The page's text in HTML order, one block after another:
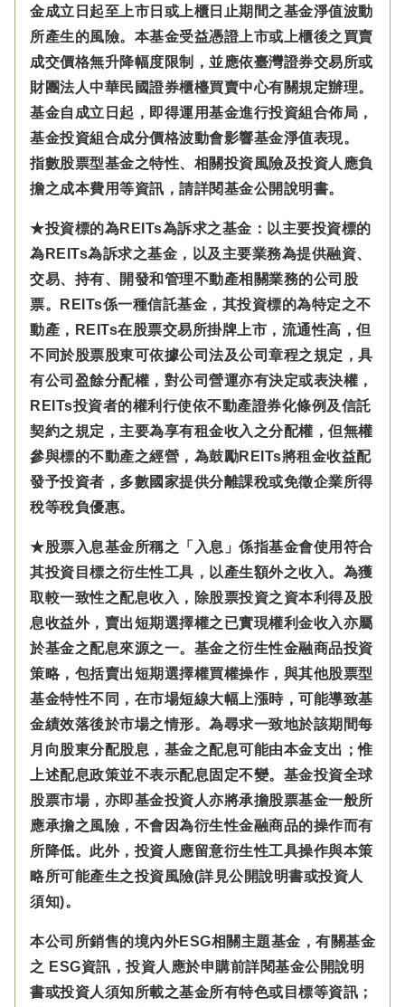
金成立日起至上市日或上櫃日止期間之基金淨值波動
所產生的風險。本基金受益憑證上市或上櫃後之買賣
成交價格無升降幅度限制，並應依臺灣證券交易所或
財團法人中華民國證券櫃檯買賣中心有關規定辦理。
基金自成立日起，即得運用基金進行投資組合佈局，
基金投資組合成分價格波動會影響基金淨值表現。
指數股票型基金之特性、相關投資風險及投資人應負
擔之成本費用等資訊，請詳閱基金公開說明書。
★投資標的為REITs為訴求之基金：以主要投資標的
為REITs為訴求之基金，以及主要業務為提供融資、
交易、持有、開發和管理不動產相關業務的公司股
票。REITs係一種信託基金，其投資標的為特定之不
動產，REITs在股票交易所掛牌上市，流通性高，但
不同於股票股東可依據公司法及公司章程之規定，具
有公司盈餘分配權，對公司營運亦有決定或表決權，
REITs投資者的權利行使依不動產證券化條例及信託
契約之規定，主要為享有租金收入之分配權，但無權
參與標的不動產之經營，為鼓勵REITs將租金收益配
發予投資者，多數國家提供分離課稅或免徵企業所得
稅等稅負優惠。
★股票入息基金所稱之「入息」係指基金會使用符合
其投資目標之衍生性工具，以產生額外之收入。為獲
取較一致性之配息收入，除股票投資之資本利得及股
息收益外，賣出短期選擇權之已實現權利金收入亦屬
於基金之配息來源之一。基金之衍生性金融商品投資
策略，包括賣出短期選擇權買權操作，與其他股票型
基金特性不同，在市場短線大幅上漲時，可能導致基
金績效落後於市場之情形。為尋求一致地於該期間每
月向股東分配股息，基金之配息可能由本金支出；惟
上述配息政策並不表示配息固定不變。基金投資全球
股票市場，亦即基金投資人亦將承擔股票基金一般所
應承擔之風險，不會因為衍生性金融商品的操作而有
所降低。此外，投資人應留意衍生性工具操作與本策
略所可能產生之投資風險(詳見公開說明書或投資人
須知)。
本公司所銷售的境內外ESG相關主題基金，有關基金
之 ESG資訊，投資人應於申購前詳閱基金公開說明
書或投資人須知所載之基金所有特色或目標等資訊；